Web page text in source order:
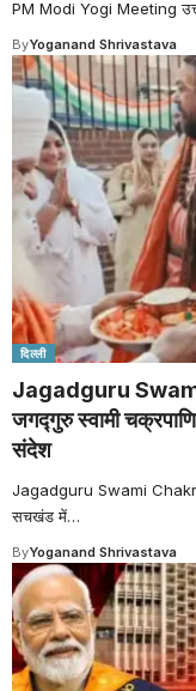
PM Modi Yogi Meeting
ByYoganand Shrivastava
दिल्ली
Jagadguru
जगद्गुरु स्वामी
संदेश
Jagadguru Swami
सचखंड में…
ByYoganand Shrivastava